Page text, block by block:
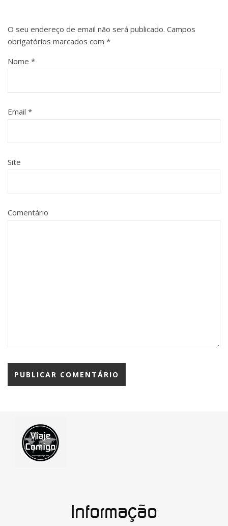
O seu endereço de email não será publicado. Campos
obrigatórios marcados com *
Nome *
Email *
Site
Comentário
Informação